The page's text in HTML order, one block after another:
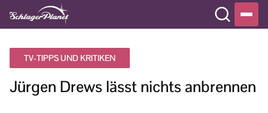
TV-TIPPS UND KRITIKEN
Jürgen Drews lässt nichts anbrennen